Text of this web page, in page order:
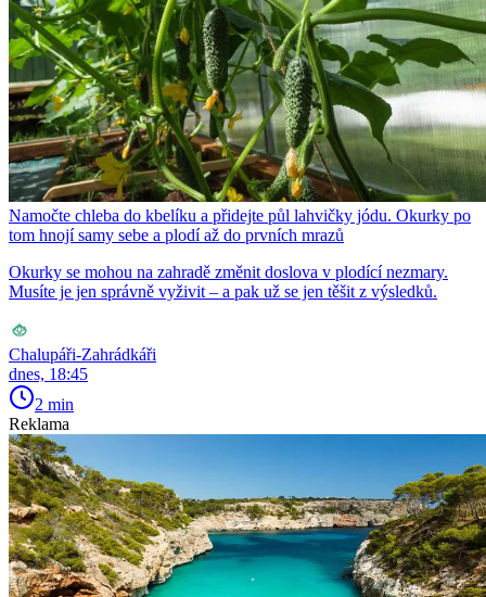
Namočte chleba do kbelíku a přidejte půl lahvičky jódu. Okurky po
tom hnojí samy sebe a plodí až do prvních mrazů
Okurky se mohou na zahradě změnit doslova v plodící nezmary.
Musíte je jen správně vyživit – a pak už se jen těšit z výsledků.
Chalupáři-Zahrádkáři
dnes, 18:45
2 min
Reklama